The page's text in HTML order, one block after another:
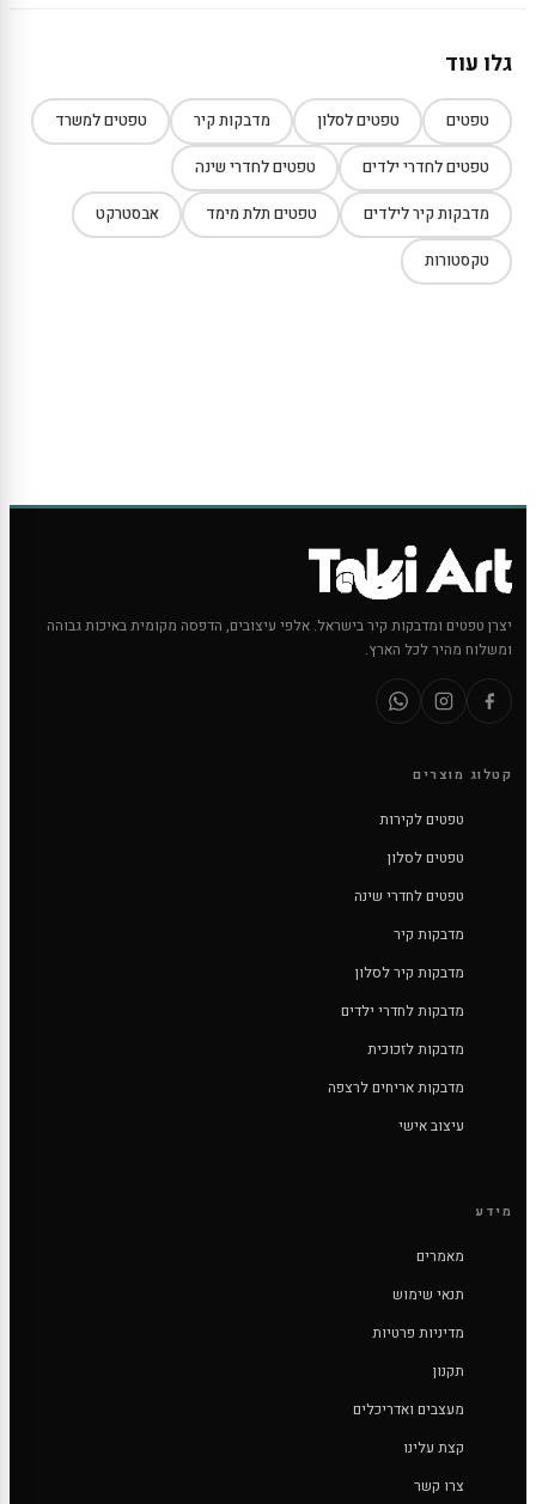
גלו עוד
טפטים טפטים לסלון מדבקות קיר טפטים למשרד
טפטים לחדרי ילדים טפטים לחדרי שינה
מדבקות קיר לילדים טפטים תלת מימד אבסטרקט
טקסטורות
יצרן טפטים ומדבקות קיר בישראל. אלפי עיצובים, הדפסה מקומית באיכות גבוהה
ומשלוח מהיר לכל הארץ.
קטלוג מוצרים
טפטים לקירות
טפטים לסלון
טפטים לחדרי שינה
מדבקות קיר
מדבקות קיר לסלון
מדבקות לחדרי ילדים
מדבקות לזכוכית
מדבקות אריחים לרצפה
עיצוב אישי
מידע
מאמרים
תנאי שימוש
מדיניות פרטיות
תקנון
מעצבים ואדריכלים
קצת עלינו
צרו קשר